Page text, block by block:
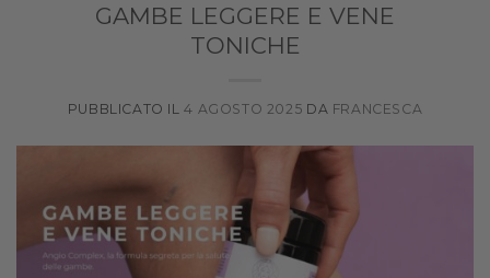
GAMBE LEGGERE E VENE
TONICHE
PUBBLICATO IL4 AGOSTO 2025 DA FRANCESCA